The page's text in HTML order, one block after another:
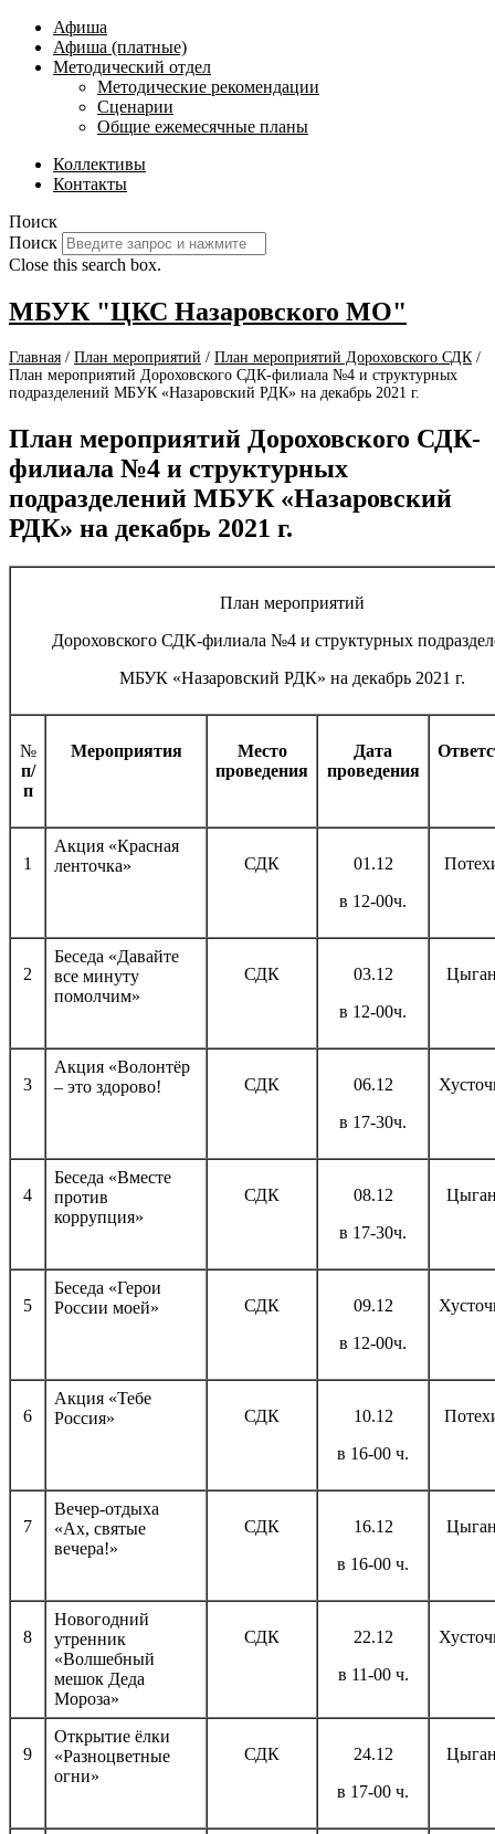
Афиша
Афиша (платные)
Методический отдел
Методические рекомендации
Сценарии
Общие ежемесячные планы
Коллективы
Контакты
Поиск
Поиск
Close this search box.
МБУК "ЦКС Назаровского МО"
Главная / План мероприятий / План мероприятий Дороховского СДК /
План мероприятий Дороховского СДК-филиала №4 и структурных
подразделений МБУК «Назаровский РДК» на декабрь 2021 г.
План мероприятий Дороховского СДК-
филиала №4 и структурных
подразделений МБУК «Назаровский
РДК» на декабрь 2021 г.
План мероприятий
Дороховского СДК-филиала №4 и структурных
МБУК «Назаровский РДК» на декабрь 2021 г.
№
п/
п
Мероприятия
Место
проведения
Дата
проведения
1
Акция «Красная
ленточка»
СДК
01.12
в 12-00ч.
2
Беседа «Давайте
все минуту
помолчим»
СДК
03.12
в 12-00ч.
3
Акция «Волонтёр
– это здорово!
СДК
06.12
в 17-30ч.
4
Беседа «Вместе
против
коррупция»
СДК
08.12
в 17-30ч.
5
Беседа «Герои
России моей»
СДК
09.12
в 12-00ч.
6
Акция «Тебе
Россия»
СДК
10.12
в 16-00 ч.
7
Вечер-отдыха
«Ах, святые
вечера!»
СДК
16.12
в 16-00 ч.
8
Новогодний
утренник
«Волшебный
мешок Деда
Мороза»
СДК
22.12
в 11-00 ч.
9
Открытие ёлки
«Разноцветные
огни»
СДК
24.12
в 17-00 ч.